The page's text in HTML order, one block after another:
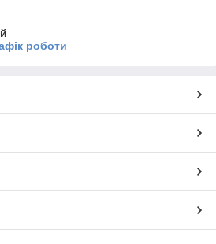
роботи